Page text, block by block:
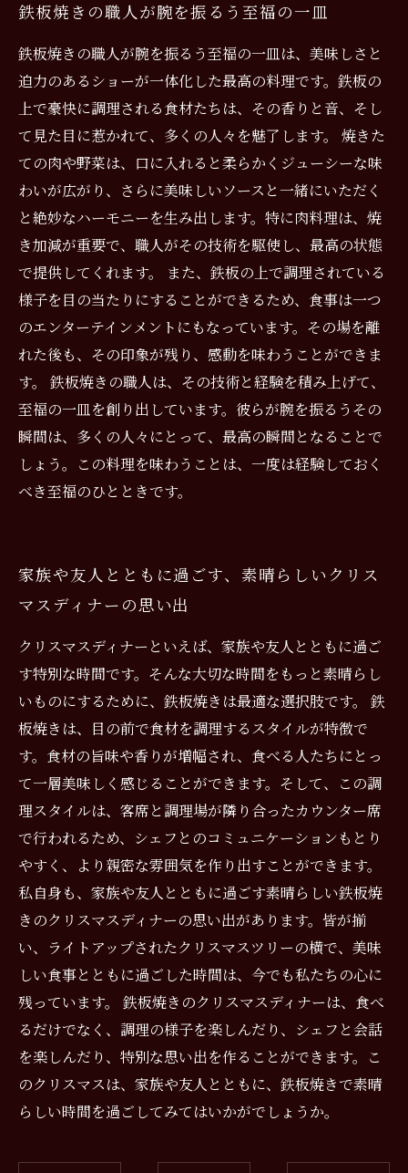
鉄板焼きの職人が腕を振るう至福の一皿
鉄板焼きの職人が腕を振るう至福の一皿は、美味しさと
迫力のあるショーが一体化した最高の料理です。鉄板の
上で豪快に調理される食材たちは、その香りと音、そし
て見た目に惹かれて、多くの人々を魅了します。 焼きた
ての肉や野菜は、口に入れると柔らかくジューシーな味
わいが広がり、さらに美味しいソースと一緒にいただく
と絶妙なハーモニーを生み出します。特に肉料理は、焼
き加減が重要で、職人がその技術を駆使し、最高の状態
で提供してくれます。 また、鉄板の上で調理されている
様子を目の当たりにすることができるため、食事は一つ
のエンターテインメントにもなっています。その場を離
れた後も、その印象が残り、感動を味わうことができま
す。 鉄板焼きの職人は、その技術と経験を積み上げて、
至福の一皿を創り出しています。彼らが腕を振るうその
瞬間は、多くの人々にとって、最高の瞬間となることで
しょう。この料理を味わうことは、一度は経験しておく
べき至福のひとときです。
家族や友人とともに過ごす、素晴らしいクリス
マスディナーの思い出
クリスマスディナーといえば、家族や友人とともに過ご
す特別な時間です。そんな大切な時間をもっと素晴らし
いものにするために、鉄板焼きは最適な選択肢です。 鉄
板焼きは、目の前で食材を調理するスタイルが特徴で
す。食材の旨味や香りが増幅され、食べる人たちにとっ
て一層美味しく感じることができます。そして、この調
理スタイルは、客席と調理場が隣り合ったカウンター席
で行われるため、シェフとのコミュニケーションもとり
やすく、より親密な雰囲気を作り出すことができます。
私自身も、家族や友人とともに過ごす素晴らしい鉄板焼
きのクリスマスディナーの思い出があります。皆が揃
い、ライトアップされたクリスマスツリーの横で、美味
しい食事とともに過ごした時間は、今でも私たちの心に
残っています。 鉄板焼きのクリスマスディナーは、食べ
るだけでなく、調理の様子を楽しんだり、シェフと会話
を楽しんだり、特別な思い出を作ることができます。こ
のクリスマスは、家族や友人とともに、鉄板焼きで素晴
らしい時間を過ごしてみてはいかがでしょうか。